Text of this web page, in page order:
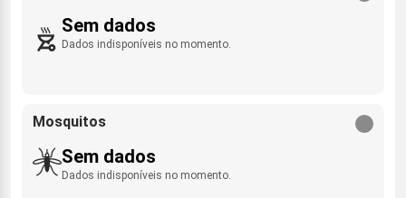
Sem dados
Dados indisponíveis no momento.
Mosquitos
Sem dados
Dados indisponíveis no momento.